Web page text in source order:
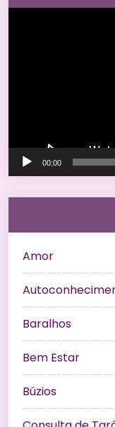
00:00
Amor
Baralhos
Bem Estar
Búzios